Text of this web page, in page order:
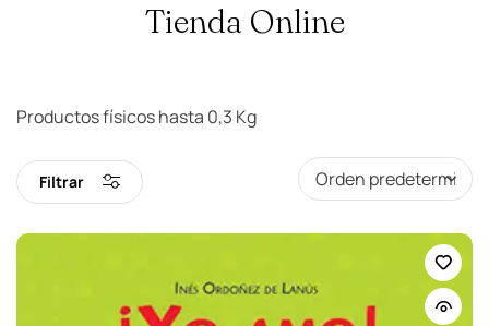
Tienda Online
Productos físicos hasta 0,3 Kg
Filtrar